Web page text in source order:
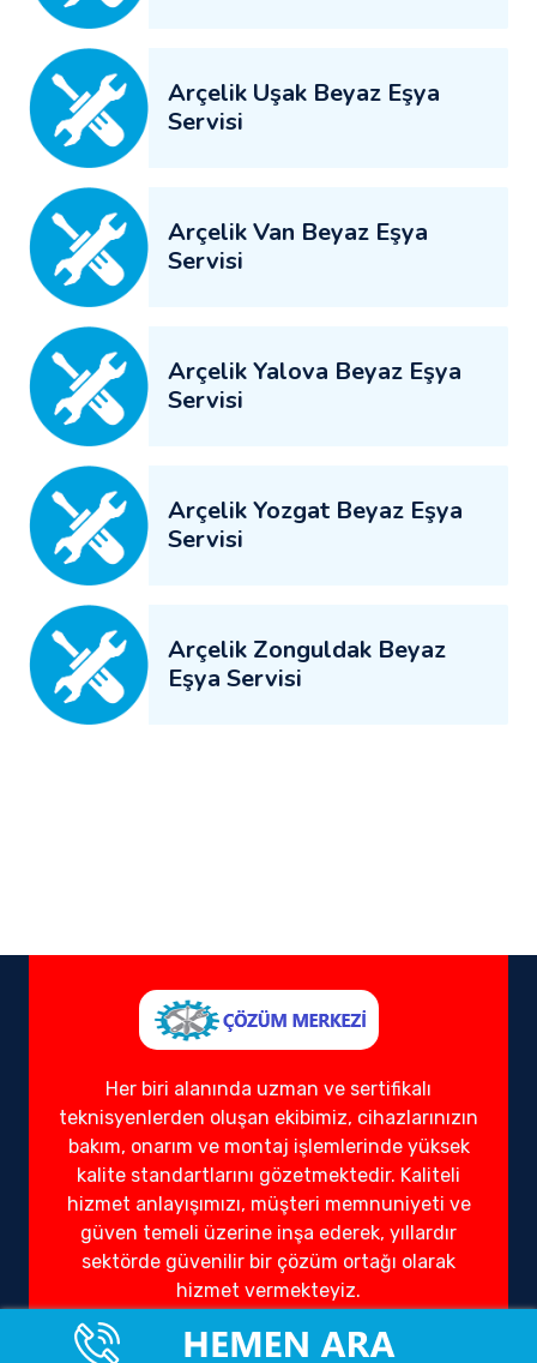
Arçelik Uşak Beyaz Eşya
Servisi
Arçelik Van Beyaz Eşya
Servisi
Arçelik Yalova Beyaz Eşya
Servisi
Arçelik Yozgat Beyaz Eşya
Servisi
Arçelik Zonguldak Beyaz
Eşya Servisi
Her biri alanında uzman ve sertifikalı
teknisyenlerden oluşan ekibimiz, cihazlarınızın
bakım, onarım ve montaj işlemlerinde yüksek
kalite standartlarını gözetmektedir. Kaliteli
hizmet anlayışımızı, müşteri memnuniyeti ve
güven temeli üzerine inşa ederek, yıllardır
sektörde güvenilir bir çözüm ortağı olarak
hizmet vermekteyiz.